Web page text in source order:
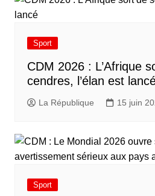
Sport
CDM 2026 : L’Afrique
cendres, l’élan est
La République 15 juin
Sport